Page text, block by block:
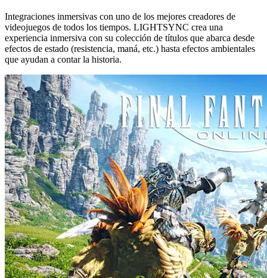
Integraciones inmersivas con uno de los mejores creadores de
videojuegos de todos los tiempos. LIGHTSYNC crea una
experiencia inmersiva con su colección de títulos que abarca desde
efectos de estado (resistencia, maná, etc.) hasta efectos ambientales
que ayudan a contar la historia.